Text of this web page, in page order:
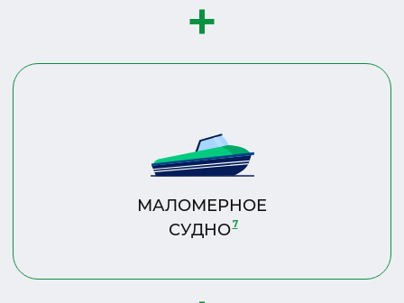
МАЛОМЕРНОЕ
СУДНО7